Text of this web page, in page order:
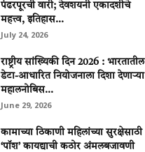
पंढरपूरची वारी; देवशयनी एकादशीचे
महत्त्व, इतिहास...
July 24, 2026
राष्ट्रीय सांख्यिकी दिन 2026 : भारतातील
डेटा-आधारित नियोजनाला दिशा देणाऱ्या
महालनोबिस...
June 29, 2026
कामाच्या ठिकाणी महिलांच्या सुरक्षेसाठी
‘पॉश’ कायद्याची कठोर अंमलबजावणी